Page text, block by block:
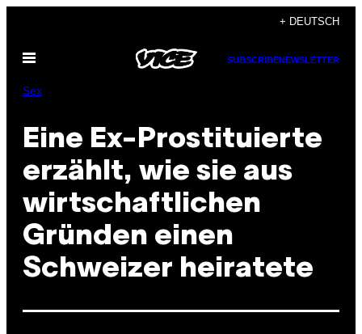
content
+ DEUTSCH
Open
SUBSCRIBENEWSLETTER
Sex
Eine Ex-Prostituierte
erzählt, wie sie aus
wirtschaftlichen
Gründen einen
Schweizer heiratete